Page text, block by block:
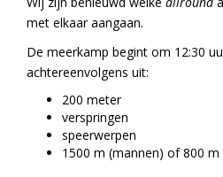
met elkaar aangaan.
De meerkamp begint om 12:30
achtereenvolgens uit:
200 meter
verspringen
speerwerpen
1500 m (mannen) of 800 m